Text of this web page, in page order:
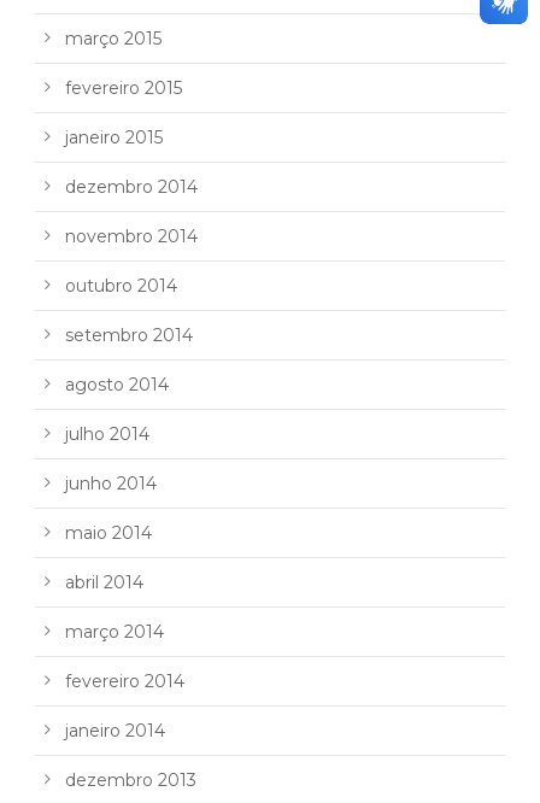
março 2015
fevereiro 2015
janeiro 2015
dezembro 2014
novembro 2014
outubro 2014
setembro 2014
agosto 2014
julho 2014
junho 2014
maio 2014
abril 2014
março 2014
fevereiro 2014
janeiro 2014
dezembro 2013